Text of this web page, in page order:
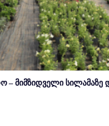
– მიმზიდველი სილამაზე